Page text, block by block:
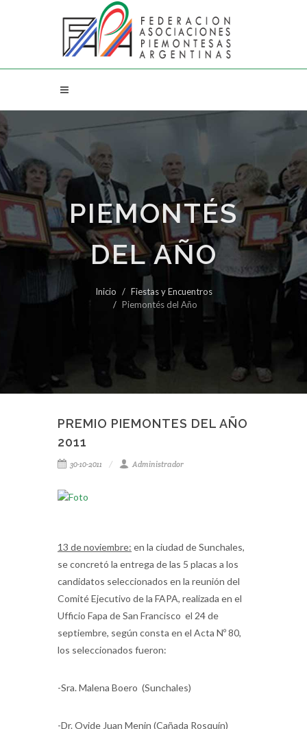
PIEMONTÉS
DEL AÑO
Inicio
Fiestas y Encuentros
Piemontés del Año
PREMIO PIEMONTES DEL AÑO
2011
30-10-2011 Administrador
13 de noviembre: en la ciudad de Sunchales,
se concretó la entrega de las 5 placas a los
candidatos seleccionados en la reunión del
Comité Ejecutivo de la FAPA, realizada en el
Ufficio Fapa de San Francisco el 24 de
septiembre, según consta en el Acta Nº 80,
los seleccionados fueron:
-Sra. Malena Boero (Sunchales)
-Dr. Ovide Juan Menin (Cañada Rosquín)